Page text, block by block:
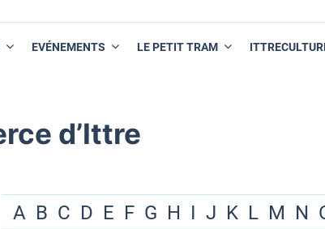
EVÉNEMENTS LE PETIT TRAM
d’Ittre
A B C D E F G H I J K L M N